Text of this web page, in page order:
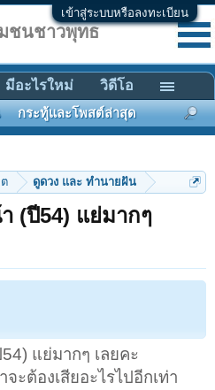
เข้าสู่ระบบหรือลงทะเบียน
ดูดวง และ ทำนายฝัน
(ปี54) แย่มากๆ
แย่มากๆ เลยคะ
ะต้องเสียอะไรไปอีกเท่า
ชนชาวพุทธ
กระทู้และโพสต์ล่าสุด
มีอะไรใหม่ วิดีโอ